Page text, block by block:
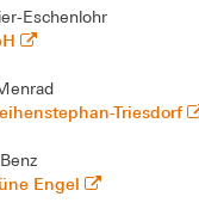
Eschenlohr
Triesdorf
Engel